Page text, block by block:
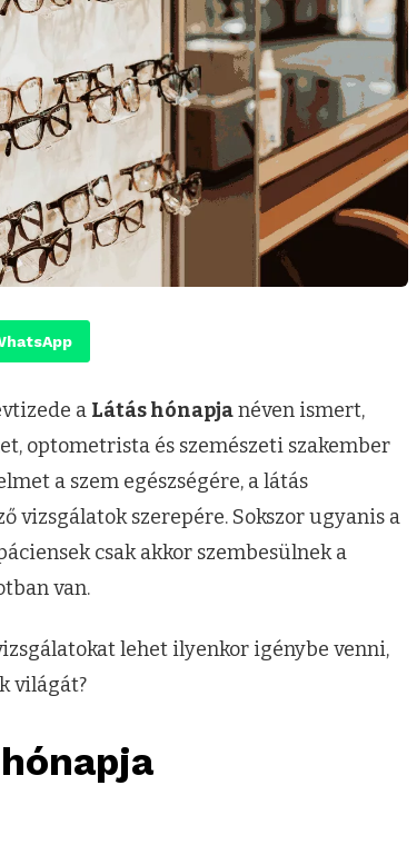
a Látás hónapjanéven ismert,
optometrista és szemészeti szakember
a szem egészségére, a látás
vizsgálatok szerepére. Sokszor ugyanis a
csak akkor szembesülnek a
van.
lehet ilyenkor igénybe venni,
világát?